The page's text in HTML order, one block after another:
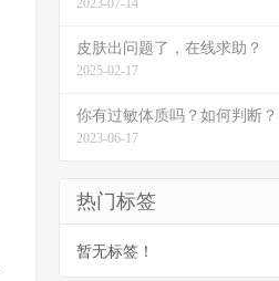
2023-07-14
皮肤出问题了，在线求助？
2025-02-17
你有过敏体质吗？如何判断？
2023-06-17
热门标签
暂无标签！